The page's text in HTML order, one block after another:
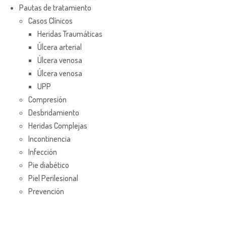
Pautas de tratamiento
Casos Clínicos
Heridas Traumáticas
Úlcera arterial
Úlcera venosa
Úlcera venosa
UPP
Compresión
Desbridamiento
Heridas Complejas
Incontinencia
Infección
Pie diabético
Piel Perilesional
Prevención